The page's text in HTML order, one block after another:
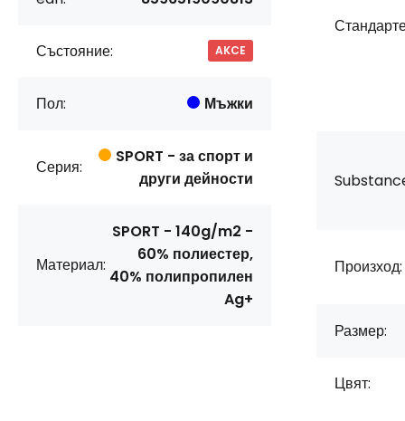
Състояние: AKCE
Пол: Мъжки
Серия:
SPORT - за спорт и
други дейности
Материал:
SPORT - 140g/m2 -
60% полиестер,
40% полипропилен
Ag+
Произход:
Размер:
Цвят: